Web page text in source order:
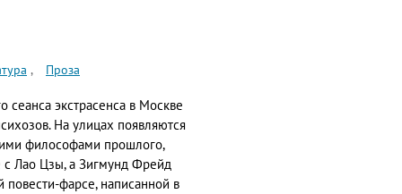
Проза
экстрасенса в Москве
На улицах появляются
философами прошлого,
с Лао Цзы, а Зигмунд Фрейд
фарсе, написанной в